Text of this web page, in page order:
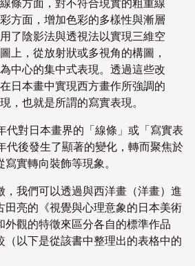
條方面，對不符合現實的粗重線
方面，增加色彩的多樣性與漸層
了陰影法與透視法以實現三維空
上，從放射狀或多視角的構圖，
中心的集中式表現。透過這些改
日本畫中實現西方畫作所強調的
，也就是所謂的寫實表現。
代對日本畫界的「線條」或「寫實表
代後發生了顯著的變化，轉而聚焦於
實轉向裝飾等現象。
，我們可以透過與西洋畫（洋畫）進
田亮的《視覺與心理意象的日本美術
外觀的特徵來區分各自的標準作品
（以下是從該書中整理出的表格中的